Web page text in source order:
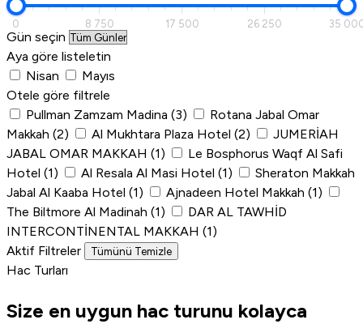
0 8 750 17 500 26 250 35
Gün seçin
Aya göre listeletin
Nisan
Mayıs
Otele göre filtrele
Pullman Zamzam Madina (3)
Rotana Jabal Omar
Makkah (2) Al Mukhtara Plaza Hotel (2)
JUMERİAH
JABAL OMAR MAKKAH (1)
Le Bosphorus Waqf Al Safi
Hotel (1) Al Resala Al Masi Hotel (1)
Sheraton Makkah
Jabal Al Kaaba Hotel (1) Ajnadeen Hotel Makkah (1)
The Biltmore Al Madinah (1)
DAR AL TAWHİD
INTERCONTİNENTAL MAKKAH (1)
Aktif Filtreler
Tümünü Temizle
Hac Turları
Size en uygun hac turunu kolayca